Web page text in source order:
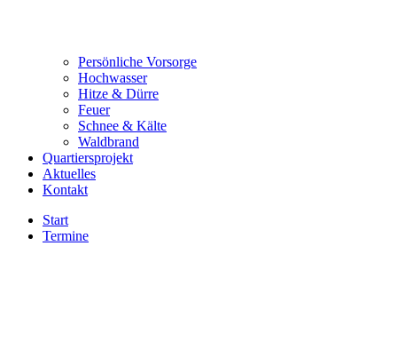
Persönliche Vorsorge
Hochwasser
Hitze & Dürre
Feuer
Schnee & Kälte
Waldbrand
Quartiersprojekt
Aktuelles
Kontakt
Start
Termine